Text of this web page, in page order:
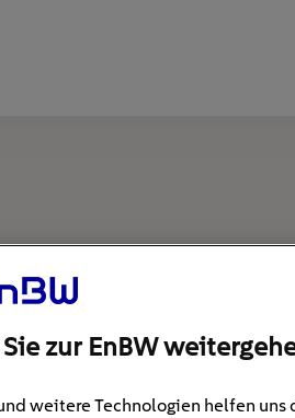
zur EnBW
weitere Technologien helfen uns